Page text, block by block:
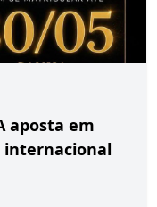
aposta em
internacional